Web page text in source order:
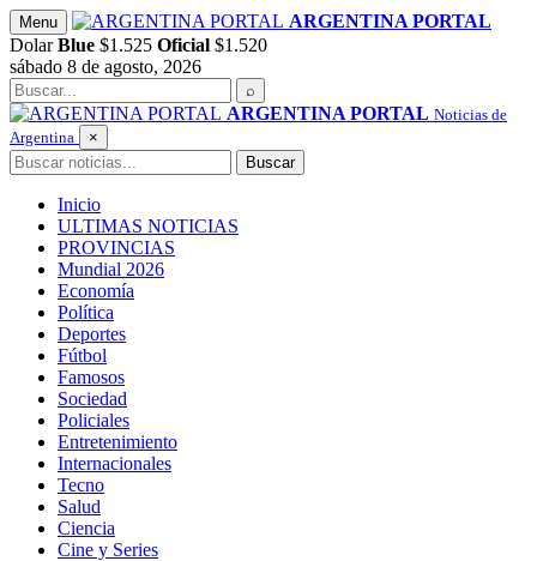
Saltar
al
contenido
Menu
ARGENTINA PORTAL
Dolar Blue $1.525 Oficial $1.520
sábado 8 de agosto, 2026
Buscar
⌕
ARGENTINA PORTAL Noticias de
Argentina
×
Buscar Buscar
Inicio
ULTIMAS NOTICIAS
PROVINCIAS
Mundial 2026
Economía
Política
Deportes
Fútbol
Famosos
Sociedad
Policiales
Entretenimiento
Internacionales
Tecno
Salud
Ciencia
Cine y Series